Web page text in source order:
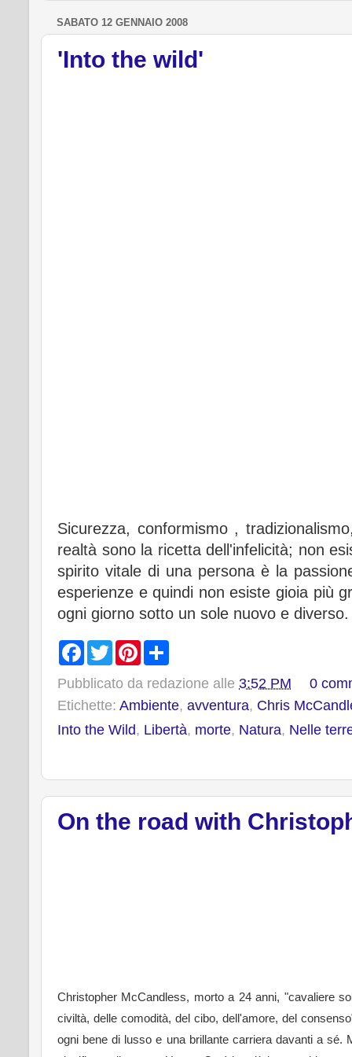
SABATO 12 GENNAIO 2008
'Into the wild'
Sicurezza, conformismo ,
realtà sono la ricetta dell'infelicità; non
spirito vitale di una persona è la
esperienze e quindi non esiste gioia più
ogni giorno sotto un sole nuovo e diverso.
F
a
e
o
o
k
T
w
t
e
r
P
t
e
r
e
s
r
Pubblicato da redazione alle 3:52 PM
0
Etichette: Ambiente, avventura, Chris
Into the Wild, Libertà, morte, Natura, Nelle
On the road with
Christopher McCandless, morto a 24 anni, "cavaliere
civiltà, delle comodità, del cibo, dell'amore, del
ogni bene di lusso e una brillante carriera davanti a